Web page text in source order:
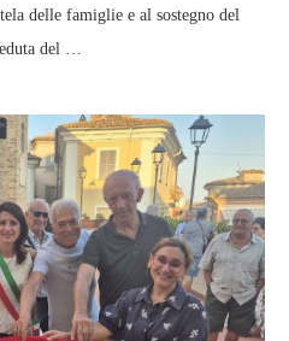
delle famiglie e al sostegno del
del …